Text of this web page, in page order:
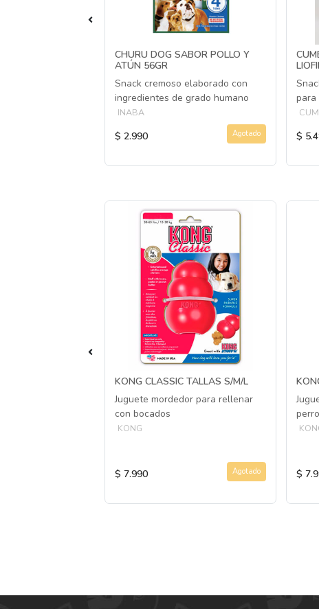
CHURU DOG SABOR POLLO Y
ATÚN 56GR
Snack cremoso elaborado con
ingredientes de grado humano
INABA
$ 2.990 Agotado
para
$
KONG CLASSIC TALLAS S/M/L
Juguete mordedor para rellenar
con bocados
KONG
$ 7.990 Agotado $